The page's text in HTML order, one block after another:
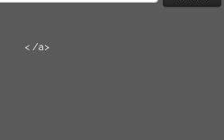
< /a>